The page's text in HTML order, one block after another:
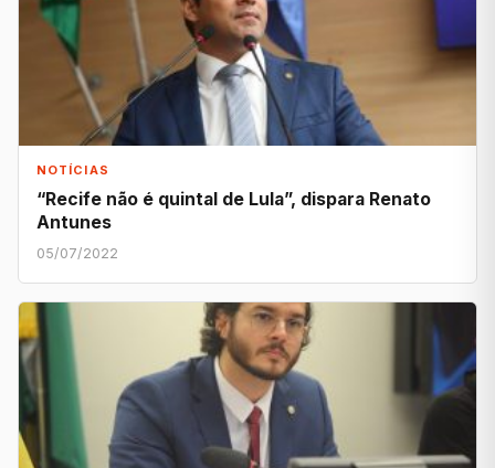
NOTÍCIAS
“Recife não é quintal de Lula”, dispara Renato
Antunes
05/07/2022